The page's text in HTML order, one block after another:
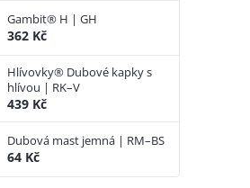
Gambit® H | GH
362 Kč
Hlívovky® Dubové kapky s
hlívou | RK–V
439 Kč
Dubová mast jemná | RM–BS
64 Kč